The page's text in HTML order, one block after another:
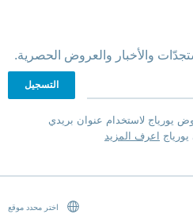
والأخبار والعروض الحصرية.
يورياج لاستخدام عنوان بريدي
اعرف المزيد
اختر محدد موقع